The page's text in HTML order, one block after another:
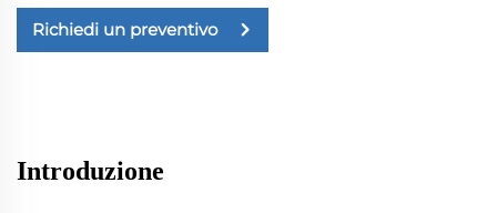
Richiedi un preventivo
Introduzione